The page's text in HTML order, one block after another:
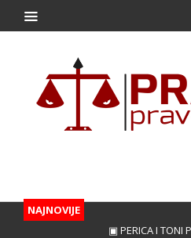
NAJNOVIJE
▣ PERICA I TONI